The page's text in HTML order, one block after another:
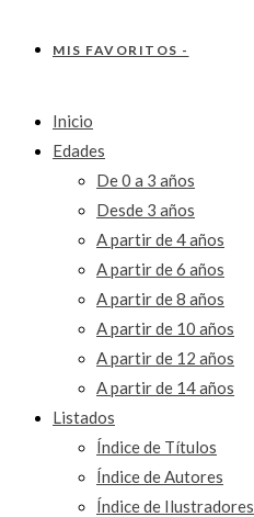
MIS FAVORITOS -
Inicio
Edades
De 0 a 3 años
Desde 3 años
A partir de 4 años
A partir de 6 años
A partir de 8 años
A partir de 10 años
A partir de 12 años
A partir de 14 años
Listados
Índice de Títulos
Índice de Autores
Índice de Ilustradores